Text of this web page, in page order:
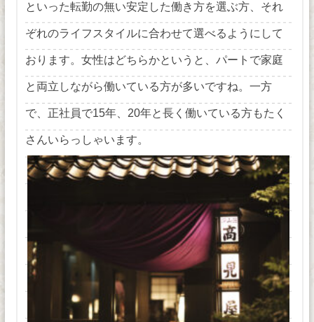
といった転勤の無い安定した働き方を選ぶ方、それ
ぞれのライフスタイルに合わせて選べるようにして
おります。女性はどちらかというと、パートで家庭
と両立しながら働いている方が多いですね。一方
で、正社員で15年、20年と長く働いている方もたく
さんいらっしゃいます。